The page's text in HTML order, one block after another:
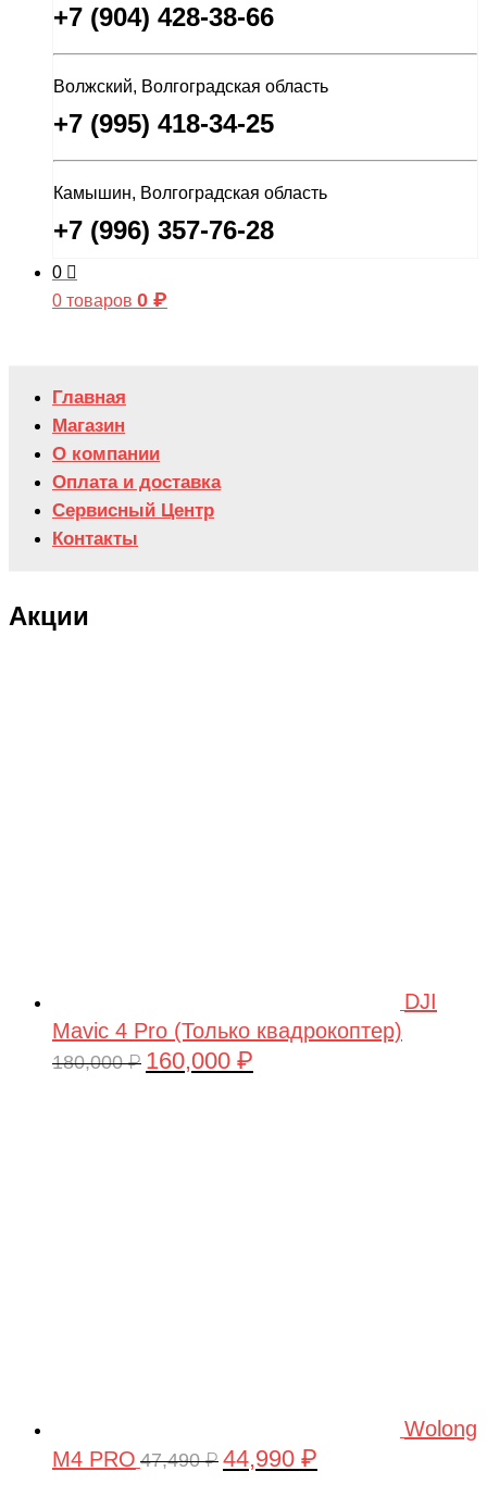
+7 (904) 428-38-66
Волжский, Волгоградская область
+7 (995) 418-34-25
Камышин, Волгоградская область
+7 (996) 357-76-28
0
0 товаров 0 ₽
Главная
Магазин
О компании
Оплата и доставка
Сервисный Центр
Контакты
Акции
DJI
Mavic 4 Pro (Только квадрокоптер)
180,000₽ Первоначальная
160,000 ₽
Wolong
M4 PRO 47,490₽ Первоначальная
44,990 ₽